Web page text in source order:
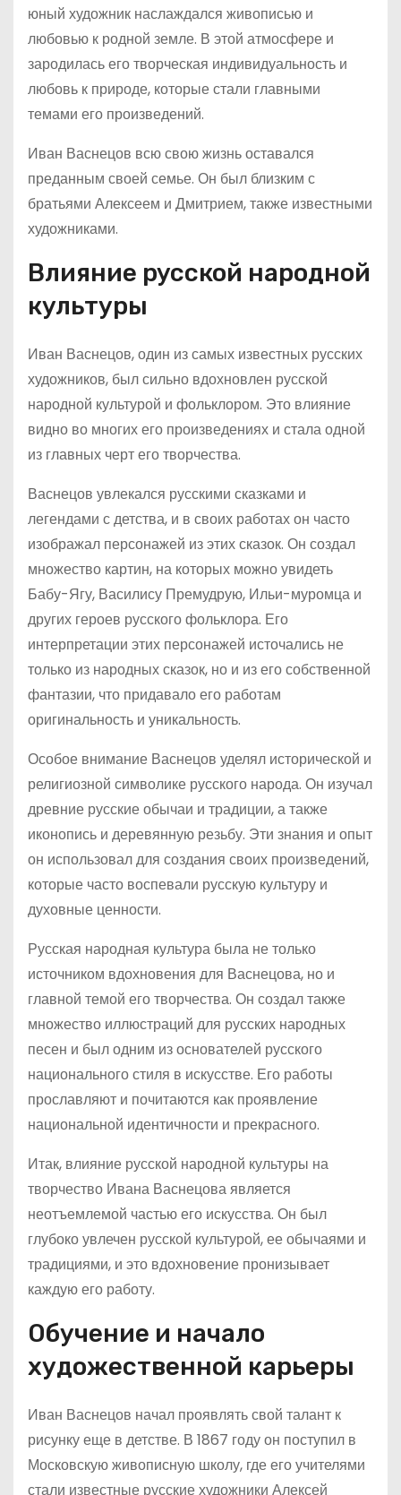
юный художник наслаждался живописью и
любовью к родной земле. В этой атмосфере и
зародилась его творческая индивидуальность и
любовь к природе, которые стали главными
темами его произведений.
Иван Васнецов всю свою жизнь оставался
преданным своей семье. Он был близким с
братьями Алексеем и Дмитрием, также известными
художниками.
Влияние русской народной
культуры
Иван Васнецов, один из самых известных русских
художников, был сильно вдохновлен русской
народной культурой и фольклором. Это влияние
видно во многих его произведениях и стала одной
из главных черт его творчества.
Васнецов увлекался русскими сказками и
легендами с детства, и в своих работах он часто
изображал персонажей из этих сказок. Он создал
множество картин, на которых можно увидеть
Бабу-Ягу, Василису Премудрую, Ильи-муромца и
других героев русского фольклора. Его
интерпретации этих персонажей источались не
только из народных сказок, но и из его собственной
фантазии, что придавало его работам
оригинальность и уникальность.
Особое внимание Васнецов уделял исторической и
религиозной символике русского народа. Он изучал
древние русские обычаи и традиции, а также
иконопись и деревянную резьбу. Эти знания и опыт
он использовал для создания своих произведений,
которые часто воспевали русскую культуру и
духовные ценности.
Русская народная культура была не только
источником вдохновения для Васнецова, но и
главной темой его творчества. Он создал также
множество иллюстраций для русских народных
песен и был одним из основателей русского
национального стиля в искусстве. Его работы
прославляют и почитаются как проявление
национальной идентичности и прекрасного.
Итак, влияние русской народной культуры на
творчество Ивана Васнецова является
неотъемлемой частью его искусства. Он был
глубоко увлечен русской культурой, ее обычаями и
традициями, и это вдохновение пронизывает
каждую его работу.
Обучение и начало
художественной карьеры
Иван Васнецов начал проявлять свой талант к
рисунку еще в детстве. В 1867 году он поступил в
Московскую живописную школу, где его учителями
стали известные русские художники Алексей